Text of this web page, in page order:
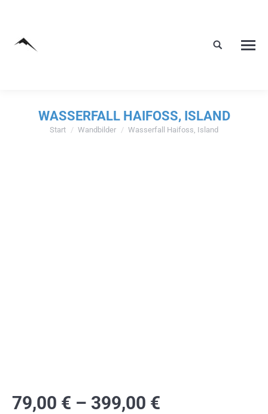
WASSERFALL HAIFOSS, ISLAND
Sie befinden sich hier:
Start Wandbilder Wasserfall Haifoss, Island
79,00 € – 399,00 €